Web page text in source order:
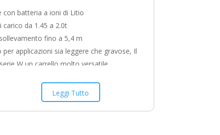
con batteria a ioni di Litio
carico da 1.45 a 2.0t
fino a 5,4 m
applicazioni sia leggere che gravose, Il
W un carrello molto versatile
SWE offrono elevata efficienza e
nelle operazioni di trasporto orizzontale,
Leggi Tutto